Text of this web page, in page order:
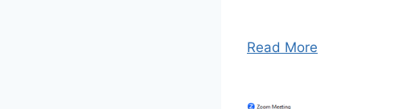
Read More